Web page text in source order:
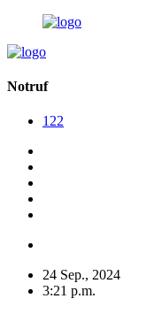
Notruf
122
24 Sep., 2024
3:21 p.m.